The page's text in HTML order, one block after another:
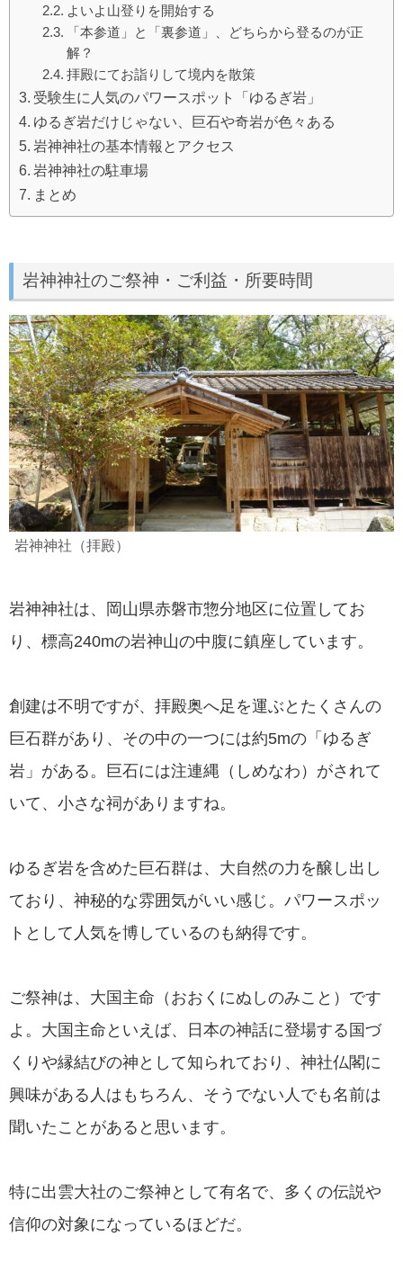
よいよ山登りを開始する
「本参道」と「裏参道」、どちらから登るのが正
解？
拝殿にてお詣りして境内を散策
受験生に人気のパワースポット「ゆるぎ岩」
ゆるぎ岩だけじゃない、巨石や奇岩が色々ある
岩神神社の基本情報とアクセス
岩神神社の駐車場
まとめ
岩神神社のご祭神・ご利益・所要時間
岩神神社（拝殿）
岩神神社は、岡山県赤磐市惣分地区に位置してお
り、標高240mの岩神山の中腹に鎮座しています。
創建は不明ですが、拝殿奥へ足を運ぶとたくさんの
巨石群があり、その中の一つには約5mの「ゆるぎ
岩」がある。巨石には注連縄（しめなわ）がされて
いて、小さな祠がありますね。
ゆるぎ岩を含めた巨石群は、大自然の力を醸し出し
ており、神秘的な雰囲気がいい感じ。パワースポッ
トとして人気を博しているのも納得です。
ご祭神は、大国主命（おおくにぬしのみこと）です
よ。大国主命といえば、日本の神話に登場する国づ
くりや縁結びの神として知られており、神社仏閣に
興味がある人はもちろん、そうでない人でも名前は
聞いたことがあると思います。
特に出雲大社のご祭神として有名で、多くの伝説や
信仰の対象になっているほどだ。